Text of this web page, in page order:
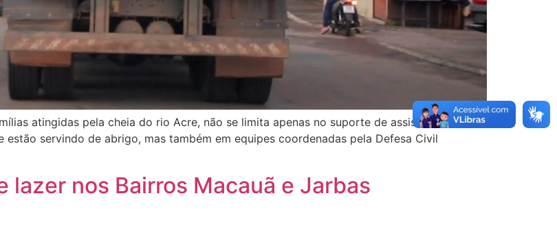
atingidas pela cheia do rio Acre, não se limita apenas no suporte de assistência
servindo de abrigo, mas também em equipes coordenadas pela Defesa Civil
lazer nos Bairros Macauã e Jarbas